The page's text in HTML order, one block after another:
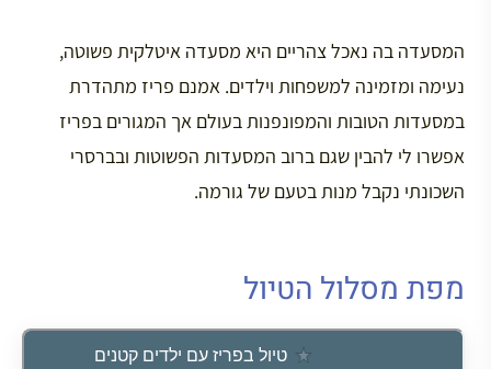
המסעדה בה נאכל צהריים היא מסעדה איטלקית פשוטה,
נעימה ומזמינה למשפחות וילדים. אמנם פריז מתהדרת
במסעדות הטובות והמפונפנות בעולם אך המגורים בפריז
אפשרו לי להבין שגם ברוב המסעדות הפשוטות ובברסרי
השכונתי נקבל מנות בטעם של גורמה.
מפת מסלול הטיול